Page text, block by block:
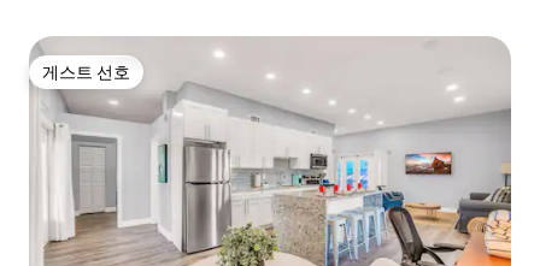
게스트 선호
게스트 선호